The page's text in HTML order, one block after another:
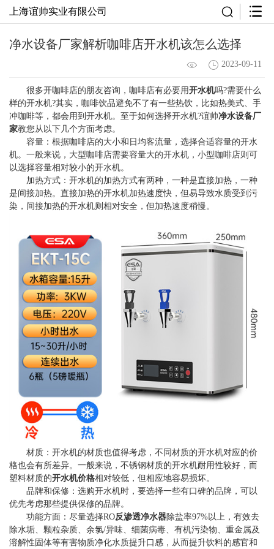
上海谊帅实业有限公司
净水设备厂家解析咖啡店开水机该怎么选择
2023-09-11
很多开咖啡店的朋友咨询，咖啡店有必要用开水机吗?需要什么
样的开水机?其实，咖啡饮品避免不了有一些热饮，比如热美式、手
冲咖啡等，都会用到开水机。至于如何选择开水机?谊帅净水设备厂
家教您从以下几个方面考虑。
容量：根据咖啡店的大小和日均客流量，选择合适容量的开水
机。一般来说，大型咖啡店需要容量大的开水机，小型咖啡店则可
以选择容量相对较小的开水机。
加热方式：开水机的加热方式有两种，一种是直接加热，一种
是间接加热。直接加热的开水机加热速度快，但易导致水质受到污
染，间接加热的开水机则相对安全，但加热速度稍慢。
材质：开水机的材质也值得考虑，不同材质的开水机对应的价
格也会有所差异。一般来说，不锈钢材质的开水机耐用性较好，而
塑料材质的开水机价格相对较低，但相应地容易损坏。
品牌和保修：选购开水机时，要选择一些有口碑的品牌，可以
优先考虑那些提供保修的品牌。
功能方面：尽量选择RO反渗透净水器除盐率97%以上，有效去
除水垢、颗粒杂质、余氯/异味、细菌病毒、有机污染物、重金属及
溶解性固体等有害物质净化水质提升口感，从而提升饮料的感官和